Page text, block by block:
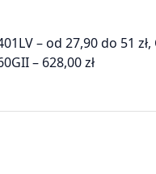
– od 27,90 do 51 zł,
– 628,00 zł